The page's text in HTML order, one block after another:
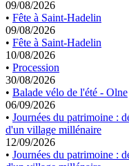
09/08/2026
• Fête à Saint-Hadelin
09/08/2026
• Fête à Saint-Hadelin
10/08/2026
• Procession
30/08/2026
• Balade vélo de l'été - Olne
06/09/2026
• Journées du patrimoine :
d'un village millénaire
12/09/2026
• Journées du patrimoine :